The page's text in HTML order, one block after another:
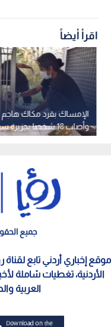
اقرأ أيضاً
الإمساك بقرد مكاك
وأصاب 18 شخصا
الإندونيسية
جميع
موقع إخباري أردني تابع لقناة
الأردنية، تغطيات شاملة
العربية